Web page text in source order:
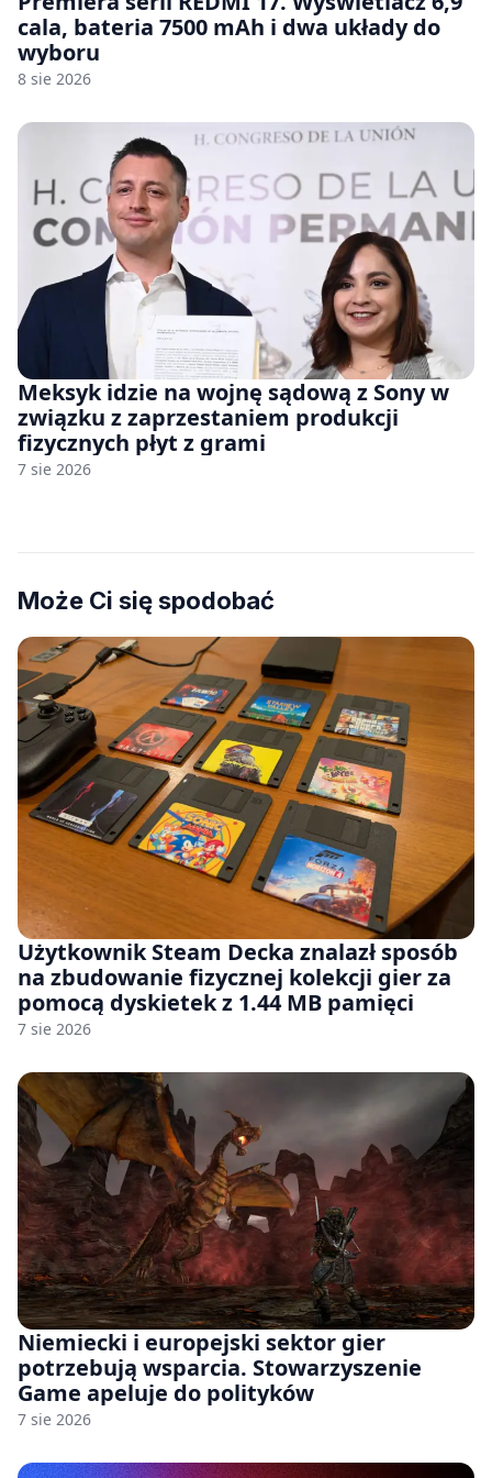
cala, bateria 7500 mAh i dwa układy do
wyboru
8 sie 2026
Meksyk idzie na wojnę sądową z Sony w
związku z zaprzestaniem produkcji
fizycznych płyt z grami
7 sie 2026
Może Ci się spodobać
Użytkownik Steam Decka znalazł sposób
na zbudowanie fizycznej kolekcji gier za
pomocą dyskietek z 1.44 MB pamięci
7 sie 2026
Niemiecki i europejski sektor gier
potrzebują wsparcia. Stowarzyszenie
Game apeluje do polityków
7 sie 2026